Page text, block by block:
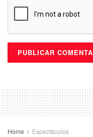
Home Espectáculos